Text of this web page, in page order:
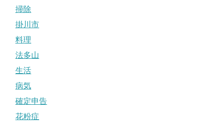
掃除
掛川市
料理
法多山
生活
病気
確定申告
花粉症